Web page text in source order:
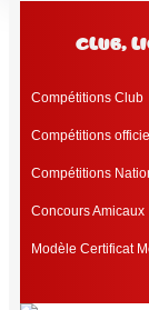
club,
Compétitions Club
Compétitions
Compétitions
Concours Amicaux
Modèle Certificat